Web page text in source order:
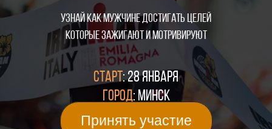
Узнай как мужчине достигать целей
которые зажигают и мотривируют
Принять участие
СТАРТ: 28 ЯНВАРЯ
ГОРОД: МИНСК